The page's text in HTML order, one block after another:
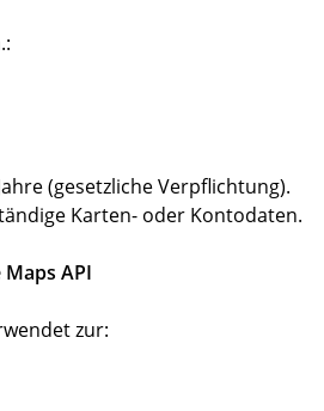
(gesetzliche Verpflichtung).
Karten- oder Kontodaten.
Maps API
zur: